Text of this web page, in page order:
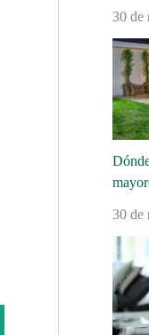
30 de
30 de